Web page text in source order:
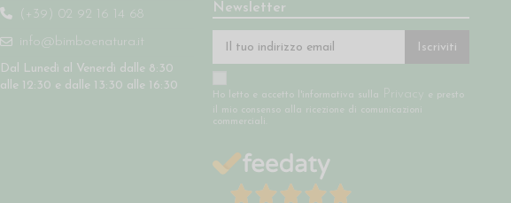
(+39) 02 92 16 14 68
info@bimboenatura.it
Dal Lunedì al Venerdì dalle 8:30
alle 12:30 e dalle 13:30 alle 16:30
Newsletter
Iscriviti
Ho letto e accetto l'informativa sulla Privacy
e presto
il mio consenso alla ricezione di comunicazioni
commerciali.